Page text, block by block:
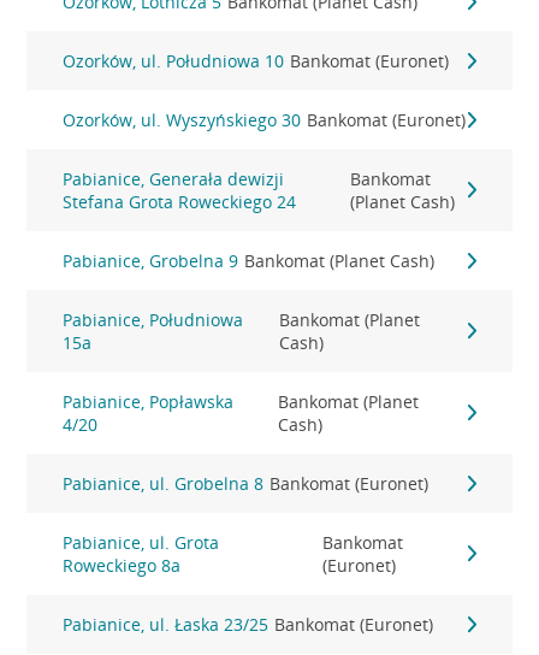
Ozorków, ul. Południowa 10 Bankomat (Euronet)
Ozorków, ul. Wyszyńskiego 30 Bankomat (Euronet)
Pabianice, Generała dewizji
Stefana Grota Roweckiego 24
Bankomat
(Planet Cash)
Pabianice, Grobelna 9 Bankomat (Planet Cash)
Pabianice, Południowa
15a
Bankomat (Planet
Cash)
Pabianice, Popławska
4/20
Bankomat (Planet
Cash)
Pabianice, ul. Grobelna 8 Bankomat (Euronet)
Pabianice, ul. Grota
Roweckiego 8a
Bankomat
(Euronet)
Pabianice, ul. Łaska 23/25 Bankomat (Euronet)